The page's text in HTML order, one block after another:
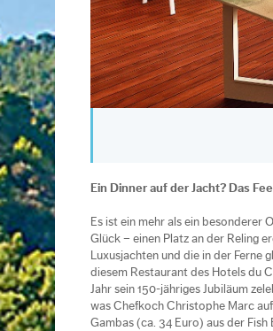
Ein Dinner auf der Jacht? Das
Es ist ein mehr als ein besonderer
Glück – einen Platz an der Reling
Luxusjachten und die in der Ferne
diesem Restaurant des Hotels du
Jahr sein 150-jähriges Jubiläum
was Chefkoch Christophe Marc
Gambas (ca. 34 Euro) aus der